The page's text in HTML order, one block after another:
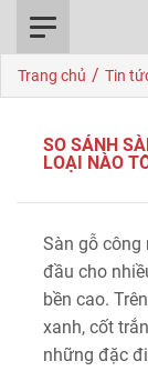
Trang chủ / Tin
SO SÁNH
LOẠI NÀO
Sàn gỗ công
đầu cho
bền cao.
xanh, cốt
những đặc